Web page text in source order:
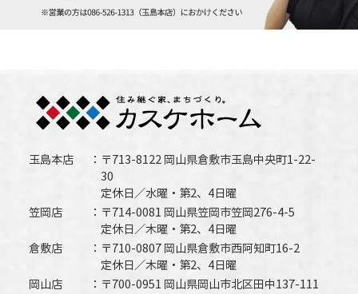
玉島本店
〒713-8122 岡山県倉敷市玉島中央町1-22-
30
定休日／水曜・第2、4日曜
笠岡店
〒714-0081 岡山県笠岡市笠岡276-4-5
定休日／木曜・第2、4日曜
倉敷店
〒710-0807 岡山県倉敷市西阿知町16-2
定休日／木曜・第2、4日曜
岡山店
〒700-0951 岡山県岡山市北区田中137-111